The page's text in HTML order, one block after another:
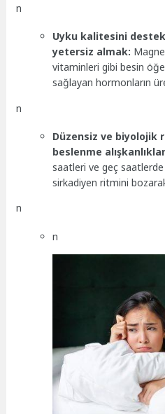
n
Uyku kalitesini
yetersiz almak:
vitaminleri gibi besin
sağlayan hormonların
n
Düzensiz ve biyolojik
beslenme
saatleri ve geç
sirkadiyen ritmini
n
n